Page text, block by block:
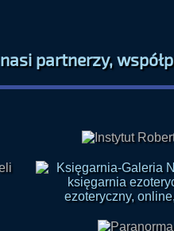
nasi partnerzy,